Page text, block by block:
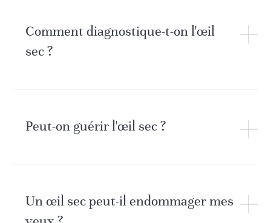
Comment diagnostique-t-on l'œil
sec ?
Peut-on guérir l'œil sec ?
Un œil sec peut-il endommager mes